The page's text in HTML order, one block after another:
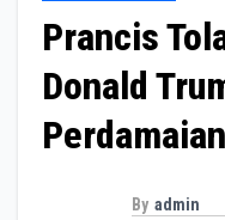
Prancis
Donald
By admin